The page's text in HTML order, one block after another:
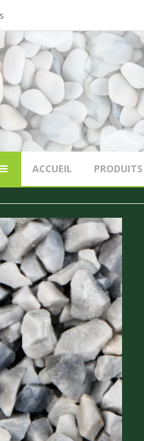
ACCUEIL PRODUITS